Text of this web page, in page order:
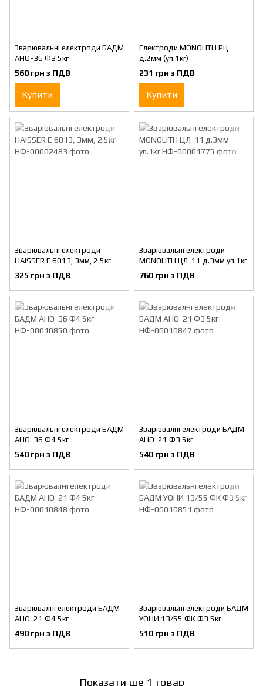
Зварювальні електроди БАДМ
АНО-36 Ф3 5кг
560 грн з ПДВ
Купити
Електроди MONOLITH РЦ
д.2мм (уп.1кг)
231 грн з ПДВ
Купити
Зварювальні електроди
HAISSER E 6013, 3мм, 2.5кг
325 грн з ПДВ
Зварювальні електроди
MONOLITH ЦЛ-11 д.3мм уп.1кг
760 грн з ПДВ
Зварювальні електроди БАДМ
АНО-36 Ф4 5кг
540 грн з ПДВ
Зварювалні електроди БАДМ
АНО-21 Ф3 5кг
540 грн з ПДВ
Зварювалні електроди БАДМ
АНО-21 Ф4 5кг
490 грн з ПДВ
Зварювальні електроди БАДМ
УОНИ 13/55 ФК Ф3 5кг
510 грн з ПДВ
Показати ще 1 товар